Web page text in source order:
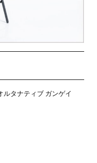
タナティブ ガンゲイ